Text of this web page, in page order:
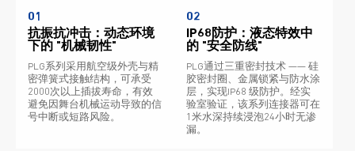
01
抗振抗冲击：动态环境
下的 "机械韧性"
PLG系列采用航空级外壳与精
密弹簧式接触结构，可承受
2000次以上插拔寿命，有效
避免因舞台机械运动导致的信
号中断或短路风险。
02
IP68防护：液态特效中
的 "安全防线"
PLG通过三重密封技术 —— 硅
胶密封圈、金属锁紧与防水涂
层，实现IP68 级防护。经实
验室验证，该系列连接器可在
1米水深持续浸泡24小时无渗
漏。